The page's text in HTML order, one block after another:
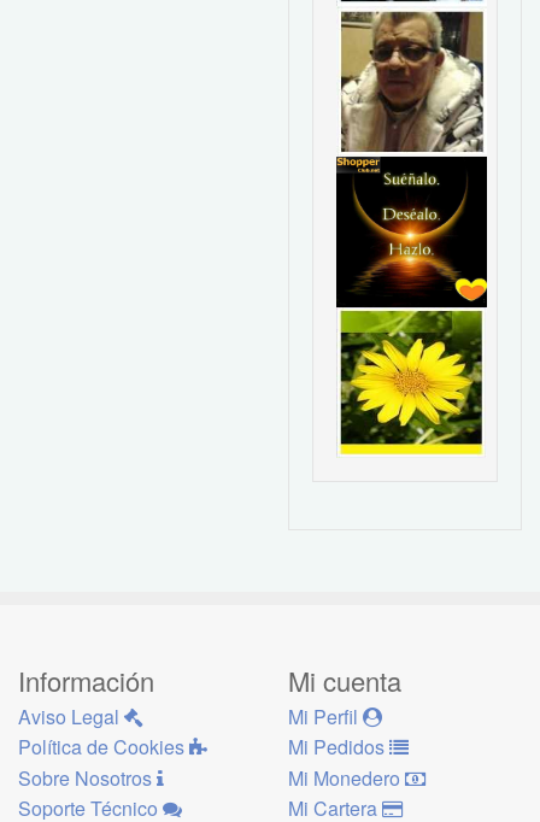
Información
Aviso Legal
Política de Cookies
Sobre Nosotros
Soporte Técnico
Mi cuenta
Mi Perfil
Mi Pedidos
Mi Monedero
Mi Cartera